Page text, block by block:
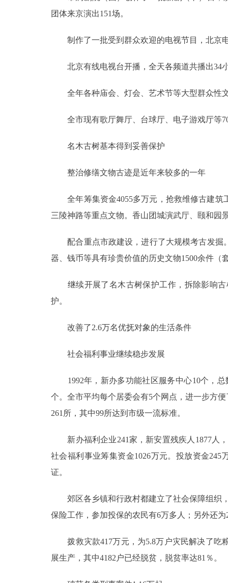
团体来京演出151场。
制作了一批受到群众欢迎的电视节目，北京电
北京有线电视台开播，全天各频道共播出34
全年各种庙会、灯会、艺术节等大型群众性文
全市现有歌厅舞厅、台球厅、电子游戏厅等
名木古树基本得到妥善保护
整治修缮文物古迹是近年来较多的一年
全年筹集资金4055多万元，抢救维修古建筑
三陵神路等重点文物。香山团城演武厅、颐和园
配合重点市政建设，进行了大规模考古发掘。
器、钱币等具有珍贵价值的历史文物1500余件（
继续开展了名木古树保护工作，拆除影响古
护。
改善了2.6万名优抚对象的生活条件
社会福利事业继续稳步发展
1992年，新办多功能社区服务中心10个，总
个。全市平均每个居委会有5个网点，进一步方
261所，其中99所达到市级一流标准。
新办福利企业241家，新安置残疾人1877人，
社会福利事业筹集资金1026万元。投放资金
证。
郊区各乡镇和行政村都建立了社会保障组织，
保险工作，参加投保的农民有6万多人；另外还
拨救灾款417万元，为5.8万户灾民解决了吃粮
展生产，其中4182户已经脱贫，脱贫率达81％。